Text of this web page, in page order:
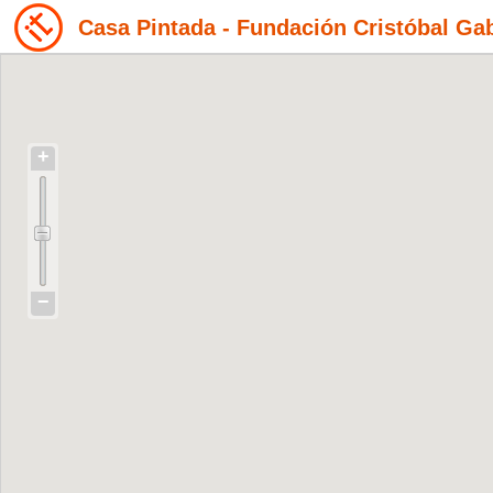
Casa Pintada - Fundación Cristóbal
+
−